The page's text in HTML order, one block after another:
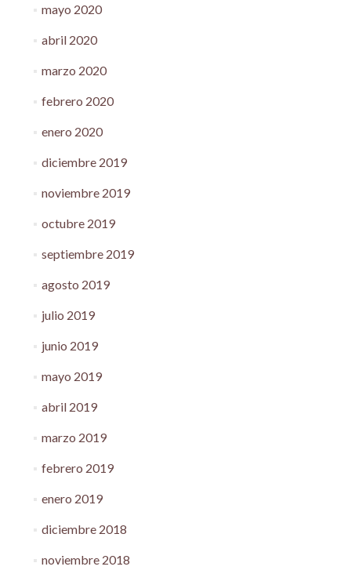
mayo 2020
abril 2020
marzo 2020
febrero 2020
enero 2020
diciembre 2019
noviembre 2019
octubre 2019
septiembre 2019
agosto 2019
julio 2019
junio 2019
mayo 2019
abril 2019
marzo 2019
febrero 2019
enero 2019
diciembre 2018
noviembre 2018